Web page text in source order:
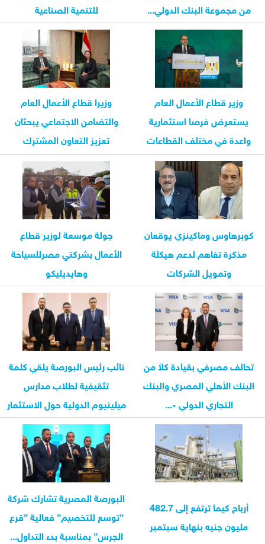
من مجموعة البنك الدولي...
للتنمية الصناعية
وزير قطاع الأعمال العام
يستعرض فرصا استثمارية
واعدة في مختلف القطاعات
التابعة
وزيرا قطاع الأعمال العام
والتضامن الاجتماعي يبحثان
تعزيز التعاون المشترك
والتوسع في...
كوبرهاوس وماكينزي يوقعان
مذكرة تفاهم لدعم هيكلة
وتمويل الشركات
جولة موسعة لوزير قطاع
الأعمال بشركتي مصرللسياحة
وهايديليكو
تحالف مصرفي بقيادة كلاً من
البنك الأهلي المصري والبنك
التجاري الدولي -...
نائب رئيس البورصة يلقي كلمة
تثقيفية لطلاب مدارس
ميلينيوم الدولية حول الاستثمار
أرباح كيما ترتفع إلى 482.7
مليون جنيه بنهاية سبتمبر
البورصة المصرية تشارك شركة
”توسع للتخصيم” فعالية ”قرع
الجرس” بمناسبة بدء التداول...